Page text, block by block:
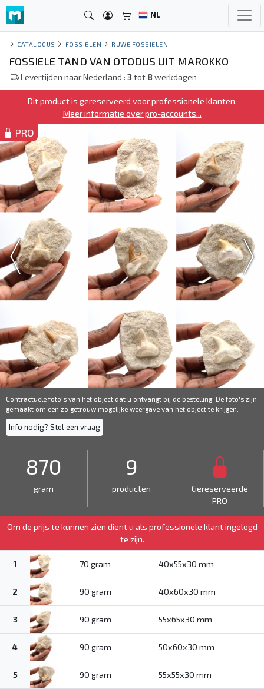
NL
CATALOGUS FOSSIELEN RUWE FOSSIELEN
FOSSIELE TAND VAN OTODUS UIT MAROKKO
Levertijden naar Nederland : 3tot 8werkdagen
Dit product is gereserveerd voor professionele klanten.
Meer informatie over pro-accounts...
PRO
Contractuele foto's van het object dat u ontvangt bij de bestelling. De foto's zijn
gemaakt om een ​​zo getrouw mogelijke weergave van het object te krijgen.
Info nodig? Stel een vraag
870
gram
9
producten
Gereserveerde
PRO
Om de prijs te kunnen zien dient u als professionele klantingelogd
te zijn.
1 70 gram 40x55x30 mm
2 90 gram 40x60x30 mm
3 90 gram 55x65x30 mm
4 90 gram 50x60x30 mm
5 90 gram 55x55x30 mm